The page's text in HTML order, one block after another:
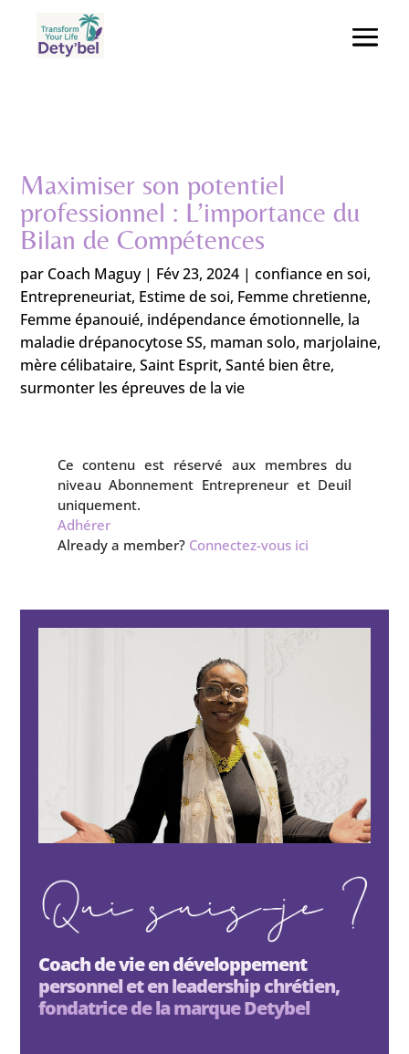
Maximiser son potentiel
professionnel : L’importance du
Bilan de Compétences
par Coach Maguy| Fév 23, 2024 |confiance en soi,
Entrepreneuriat, Estime de soi, Femme chretienne,
Femme épanouié, indépendance émotionnelle, la
maladie drépanocytose SS, maman solo, marjolaine,
mère célibataire,Saint Esprit,Santé bien être,
surmonter les épreuves de la vie
Ce contenu est réservé aux membres du
niveau Abonnement Entrepreneur et Deuil
uniquement.
Adhérer
Already a member? Connectez-vous ici
Coach de vie en développement
personnel et en leadership chrétien,
fondatrice de la marque Detybel